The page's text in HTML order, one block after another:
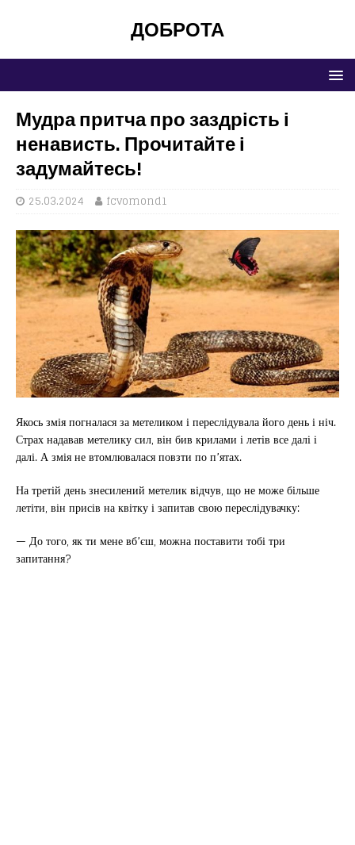
ДОБРОТА
Мудра притча про заздрість і
ненависть. Прочитайте і
задумайтесь!
25.03.2024 fcvomond1
Якось змія погналася за метеликом і переслідувала його день і ніч.
Страх надавав метелику сил, він бив крилами і летів все далі і
далі. А змія не втомлювалася повзти по п’ятах.
На третій день знесилений метелик відчув, що не може більше
летіти, він присів на квітку і запитав свою переслідувачку:
— До того, як ти мене вб’єш, можна поставити тобі три
запитання?